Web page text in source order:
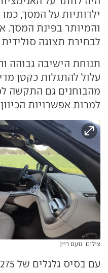
ילדותיות על המסך,
והמיותר בפינת המסך.
לבחירת תצוגה סולידית
תנוחת הישיבה גבוהה
עלול להתגלות כקטן
מהבוחנים גם התקשה
למרות אפשרויות
צילום: נועם ריין